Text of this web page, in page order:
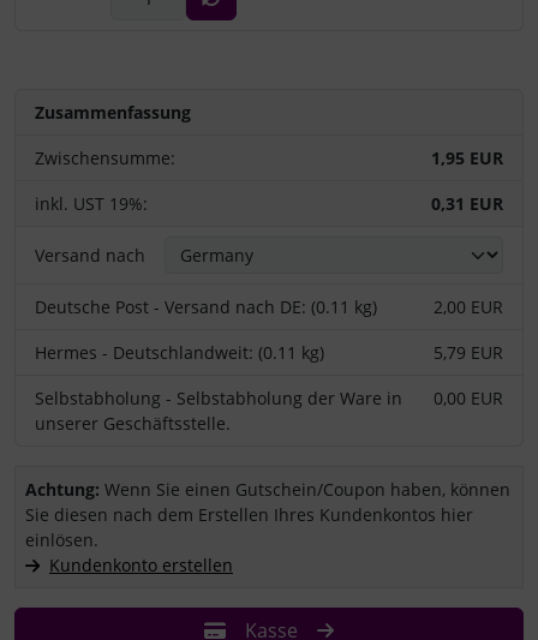
Zusammenfassung
Zwischensumme:
1,95 EUR
inkl. UST 19%:
0,31 EUR
Versand nach
Deutsche Post - Versand nach DE: (0.11 kg)
2,00 EUR
Hermes - Deutschlandweit: (0.11 kg)
5,79 EUR
Selbstabholung - Selbstabholung der Ware in
unserer Geschäftsstelle.
0,00 EUR
Sie haben einen Coupon/Gutschein und wollen ihn einlösen?
Achtung: Wenn Sie einen Gutschein/Coupon haben, können
Sie diesen nach dem Erstellen Ihres Kundenkontos hier
einlösen.
Kundenkonto erstellen
Kasse